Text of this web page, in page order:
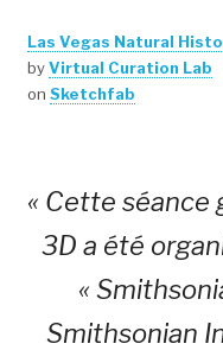
Las Vegas Natural
byVirtual Curation Lab
on Sketchfab
« Cette séance
3D a été
«
Smithsonian